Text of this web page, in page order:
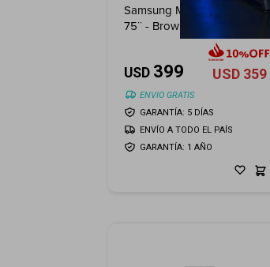
Samsung Marco TV frame
75¨ - Brown
USD 399 USD 359
ENVIO GRATIS
GARANTÍA: 1 AÑO
GARANTÍA: 5 DÍAS
ENVÍO A TODO EL PAÍS